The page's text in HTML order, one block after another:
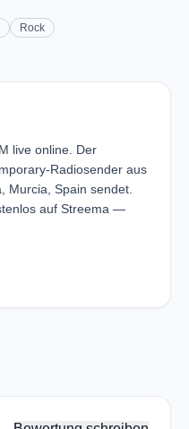
Rock
live online. Der
Radiosender aus
Murcia, Spain sendet.
auf Streema —